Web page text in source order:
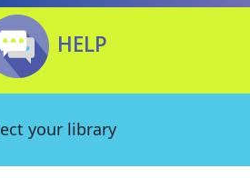
HELP
your library